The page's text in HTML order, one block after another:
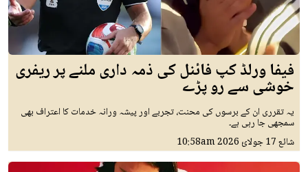
فیفا ورلڈ کپ فائنل کی ذمہ داری ملنے پر ریفری
خوشی سے رو پڑے
یہ تقرری ان کے برسوں کی محنت، تجربے اور پیشہ ورانہ خدمات کا اعتراف بھی
سمجھی جا رہی ہے۔
شائع17 جولائ 2026 10:58am